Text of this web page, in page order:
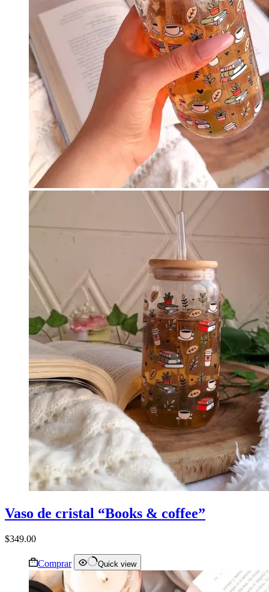
Vaso de cristal “Books & coffee”
$349.00
Comprar Quick view